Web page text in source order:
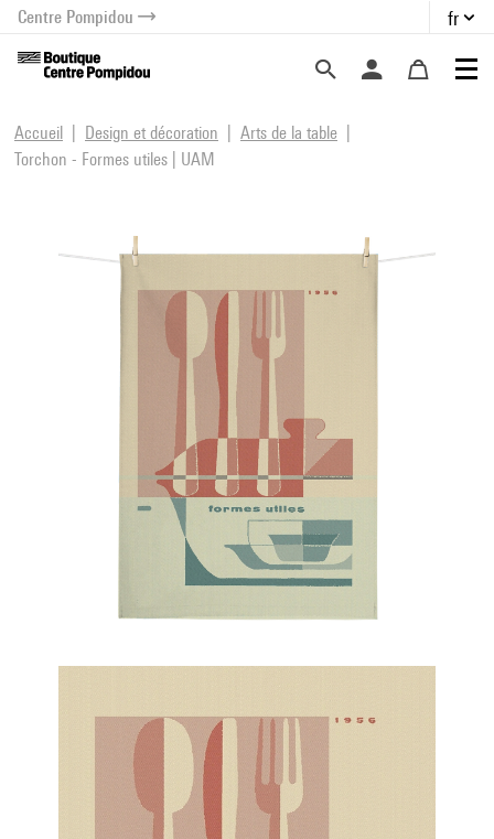
menu
contenu
Centre Pompidou fr
Accueil Design et décoration
Arts de la table
Torchon - Formes utiles | UAM